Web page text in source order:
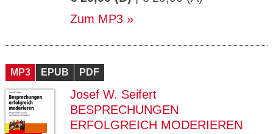
Zum MP3
MP3 EPUB PDF
Josef W. Seifert
BESPRECHUNGEN
ERFOLGREICH MODERIEREN